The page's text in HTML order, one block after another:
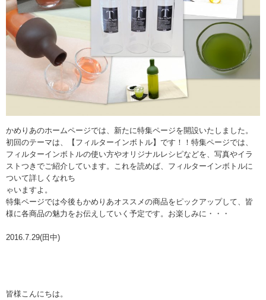
かめりあのホームページでは、新たに特集ページを開設いたしました。
初回のテーマは、【フィルターインボトル】です！！特集ページでは、
フィルターインボトルの使い方やオリジナルレシピなどを、写真やイラ
ストつきでご紹介しています。これを読めば、フィルターインボトルに
ついて詳しくなれち
ゃいますよ。
特集ページでは今後もかめりあオススメの商品をピックアップして、皆
様に各商品の魅力をお伝えしていく予定です。お楽しみに・・・
2016.7.29(田中)
皆様こんにちは。